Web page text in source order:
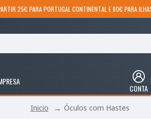
25€ PARA PORTUGAL CONTINENTAL E 80€ PARA
CONTA
Inicio Óculos com Hastes